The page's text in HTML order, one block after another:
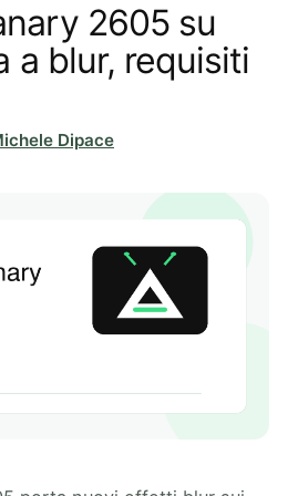
2605 su
a blur, requisiti
Dipace